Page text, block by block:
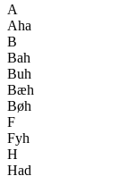
A
Aha
B
Bah
Buh
Bæh
Bøh
F
Fyh
H
Had